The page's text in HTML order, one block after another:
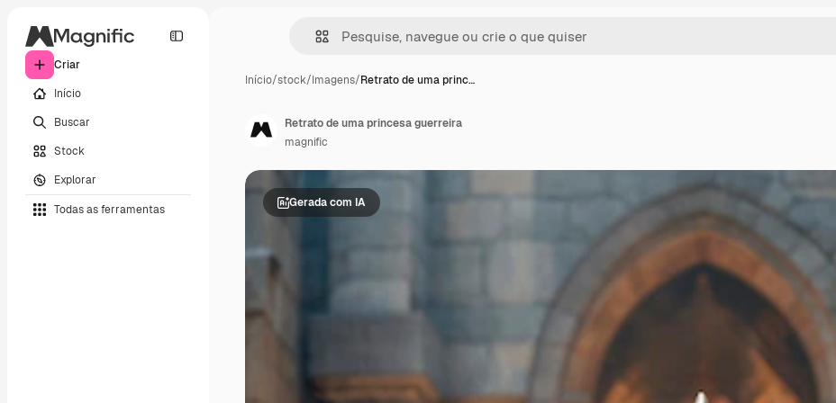
Criar
Início
Buscar
Stock
Explorar
Todas as ferramentas
Início/stock/Imagens/Retrato de uma princ…
Gerada com IA
Retrato de uma princesa guerreira
magnific